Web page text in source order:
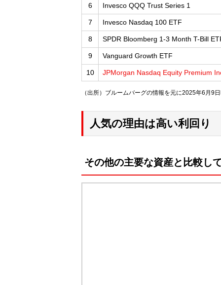
6 Invesco QQQ Trust Series 1
7 Invesco Nasdaq 100 ETF
8 SPDR Bloomberg 1-3 Month T-Bill
9 Vanguard Growth ETF
10 JPMorgan Nasdaq Equity Premium
（出所）ブルームバーグの情報を元に2025年6月9
人気の理由は高い利回り
その他の主要な資産と比較し